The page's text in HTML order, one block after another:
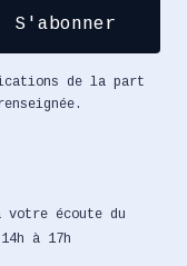
de la part
votre écoute du
à 17h